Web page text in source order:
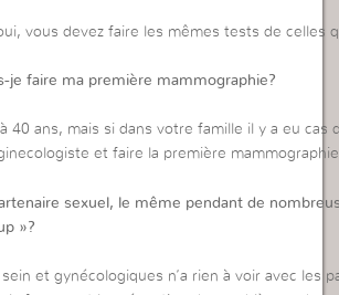
vous devez faire les mêmes tests de celles
je faire ma première mammographie?
40 ans, mais si dans votre famille il y a eu cas
et faire la première
sexuel, le même pendant de
»?
sein et gynécologiques n’a rien à voir avec les